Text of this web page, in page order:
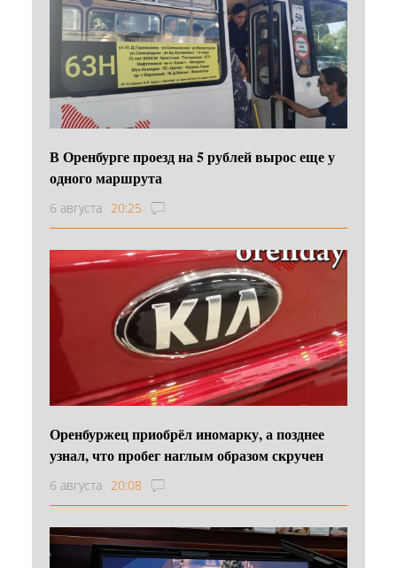
В Оренбурге проезд на 5 рублей вырос еще у
одного маршрута
6 августа 20:25
Оренбуржец приобрёл иномарку, а позднее
узнал, что пробег наглым образом скручен
6 августа 20:08